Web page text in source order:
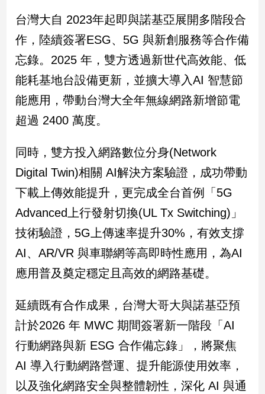
物
影
音
專
區
合
作
媒
體
投
稿
專
【我
的
觀
點】
台灣大自 2023年起即與諾基亞展開多階段合
作，陸續簽署ESG、5G 與新創服務等合作備
忘錄。2025 年，雙方透過新世代高效能、低
能耗基地台設備更新，並擴大導入AI 智慧節
能應用，帶動台灣大全年無線網路新增節電
超過 2400 萬度。
同時，雙方投入網路數位分身(Network
Digital Twin)相關 AI解決方案驗證，成功帶動
下載上傳效能提升，更完成全台首例「5G
Advanced上行發射切換(UL Tx Switching)」
技術驗證，5G上傳速率提升30%，有效支撐
AI、AR/VR 與車聯網等高即時性應用，為AI
應用普及奠定穩定且高效的網路基礎。
延續既有合作成果，台灣大哥大與諾基亞預
計於2026 年 MWC 期間簽署新一階段「AI
行動網路與新 ESG 合作備忘錄」，將聚焦
AI 導入行動網路營運、提升能源使用效率，
以及強化網路安全與整體韌性，深化 AI 與通